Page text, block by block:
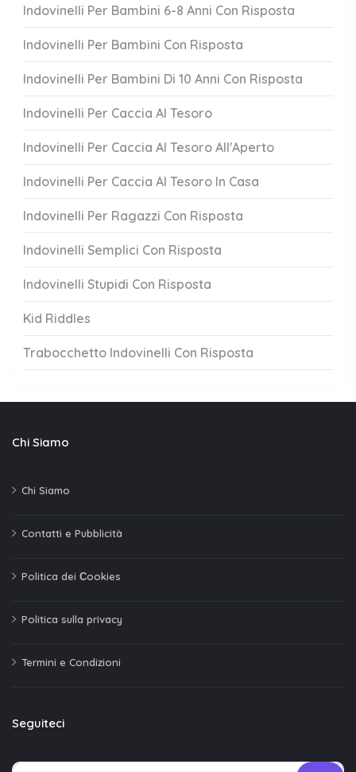
Indovinelli Per Bambini 6-8 Anni Con Risposta
Indovinelli Per Bambini Con Risposta
Indovinelli Per Bambini Di 10 Anni Con Risposta
Indovinelli Per Caccia Al Tesoro
Indovinelli Per Caccia Al Tesoro All'Aperto
Indovinelli Per Caccia Al Tesoro In Casa
Indovinelli Per Ragazzi Con Risposta
Indovinelli Semplici Con Risposta
Indovinelli Stupidi Con Risposta
Kid Riddles
Trabocchetto Indovinelli Con Risposta
Chi Siamo
Chi Siamo
Contatti e Pubblicità
Politica dei Сookies
Politica sulla privacy
Termini e Condizioni
Seguiteci